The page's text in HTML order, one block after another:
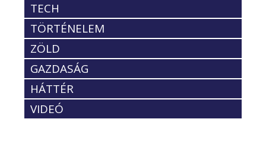
TECH
TÖRTÉNELEM
ZÖLD
GAZDASÁG
HÁTTÉR
VIDEÓ